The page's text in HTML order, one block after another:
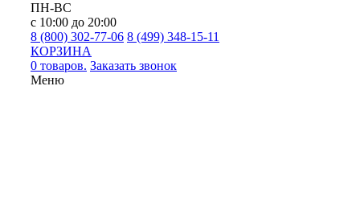
ПН-ВС
с 10:00 до 20:00
8 (800) 302-77-06 8 (499) 348-15-11
КОРЗИНА
0 товаров. Заказать звонок
Меню